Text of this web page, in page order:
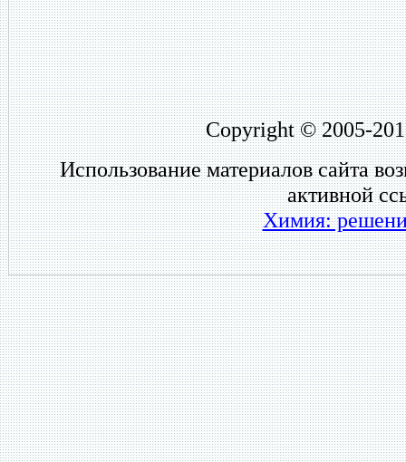
Copyright © 2005-
Использование материалов сайта
активной
Химия: